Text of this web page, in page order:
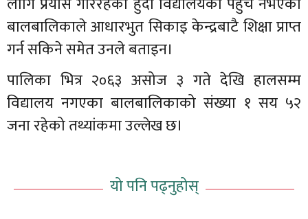
बालबालिकाले आधारभुत सिकाइ केन्द्रबाटै शिक्षा प्राप्त
गर्न सकिने समेत उनले बताइन।
पालिका भित्र २०६३ असोज ३ गते देखि हालसम्म
विद्यालय नगएका बालबालिकाको संख्या १ सय ५२
जना रहेको तथ्यांकमा उल्लेख छ।
यो पनि पढ्नुहोस्